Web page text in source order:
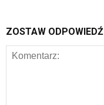
ZOSTAW ODPOWIEDŹ